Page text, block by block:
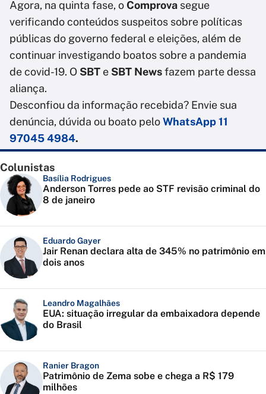
Agora, na quinta fase, oComprova segue
verificando conteúdos suspeitos sobre políticas
públicas do governo federal e eleições, além de
continuar investigando boatos sobre a pandemia
de covid-19. O SBT e SBT Newsfazem parte dessa
aliança.
Desconfiou da informação recebida? Envie sua
denúncia, dúvida ou boato peloWhatsApp 11
97045 4984.
Colunistas
Basília Rodrigues
Anderson Torres pede ao STF revisão criminal do
8 de janeiro
Eduardo Gayer
Jair Renan declara alta de 345% no patrimônio em
dois anos
Leandro Magalhães
EUA: situação irregular da embaixadora depende
do Brasil
Ranier Bragon
Patrimônio de Zema sobe e chega a R$ 179
milhões